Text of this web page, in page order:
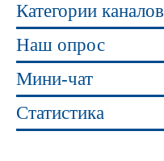
Категории каналов
Наш опрос
Мини-чат
Статистика